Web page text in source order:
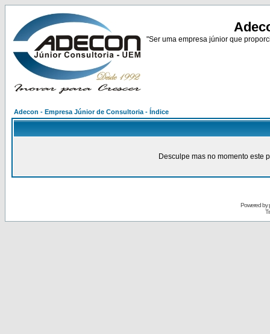
"Ser uma empresa júnior que
Adecon - Empresa Júnior de Consultoria - Índice
Desculpe mas no momento este
Powered by